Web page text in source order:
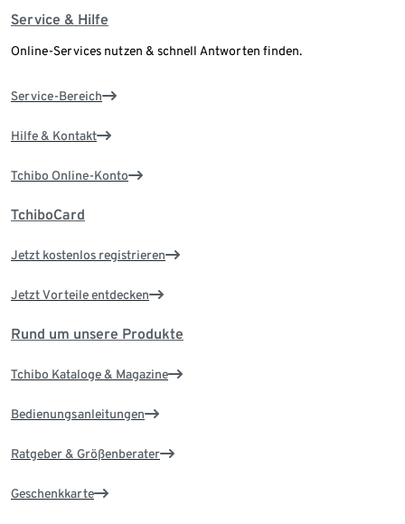
Service & Hilfe
Online-Services nutzen & schnell Antworten finden.
Service-Bereich
Hilfe & Kontakt
Tchibo Online-Konto
TchiboCard
Jetzt kostenlos registrieren
Jetzt Vorteile entdecken
Rund um unsere Produkte
Tchibo Kataloge & Magazine
Bedienungsanleitungen
Ratgeber & Größenberater
Geschenkkarte